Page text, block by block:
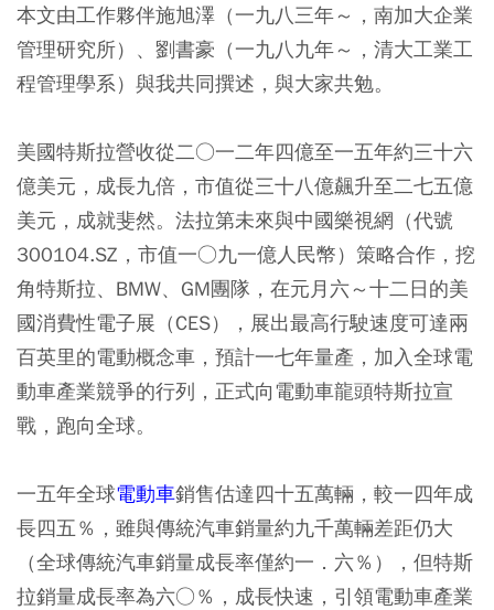
本文由工作夥伴施旭澤（一九八三年～，南加大企業
管理研究所）、劉書豪（一九八九年～，清大工業工
程管理學系）與我共同撰述，與大家共勉。
美國特斯拉營收從二○一二年四億至一五年約三十六
億美元，成長九倍，市值從三十八億飆升至二七五億
美元，成就斐然。法拉第未來與中國樂視網（代號
300104.SZ，市值一○九一億人民幣）策略合作，挖
角特斯拉、BMW、GM團隊，在元月六～十二日的美
國消費性電子展（CES），展出最高行駛速度可達兩
百英里的電動概念車，預計一七年量產，加入全球電
動車產業競爭的行列，正式向電動車龍頭特斯拉宣
戰，跑向全球。
一五年全球電動車銷售估達四十五萬輛，較一四年成
長四五％，雖與傳統汽車銷量約九千萬輛差距仍大
（全球傳統汽車銷量成長率僅約一．六％），但特斯
拉銷量成長率為六○％，成長快速，引領電動車產業